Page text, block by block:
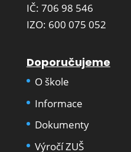
IČ: 706 98 546
IZO: 600 075 052
Doporučujeme
O škole
Informace
Dokumenty
Výročí ZUŠ